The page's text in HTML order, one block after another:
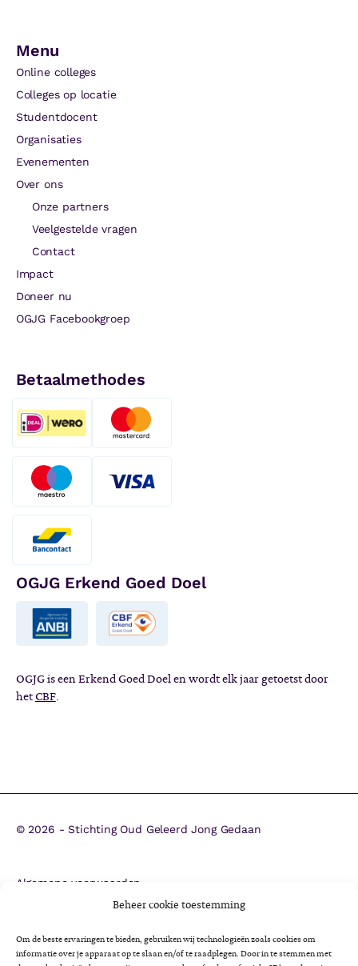
Beheer cookie toestemming
Om de beste ervaringen te bieden, gebruiken wij technologieën zoals cookies om
informatie over je apparaat op te slaan en/of te raadplegen. Door in te stemmen met
Menu
Online colleges
Colleges op locatie
Studentdocent
Organisaties
Evenementen
Over ons
Onze partners
Veelgestelde vragen
Contact
Impact
Doneer nu
OGJG Facebookgroep
Betaalmethodes
OGJG Erkend Goed Doel
OGJG is een Erkend Goed Doel en wordt elk jaar getoetst door
hetCBF.
© 2026 - Stichting Oud Geleerd Jong Gedaan
Algemene voorwaarden
Colofon